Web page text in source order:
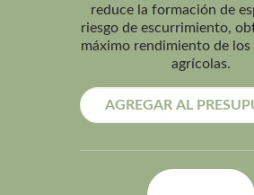
reduce la formación de
riesgo de escurrimiento,
máximo rendimiento de los
agrícolas.
AGREGAR AL